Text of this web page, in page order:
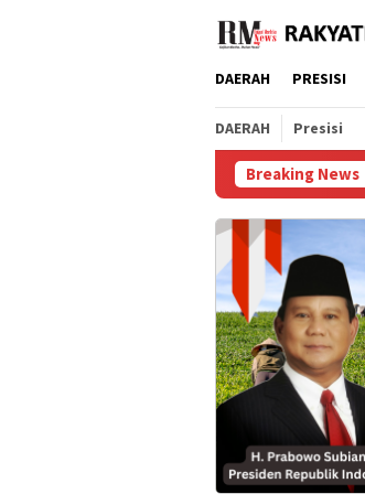
DAERAH PRESISI
DAERAH Presisi
Breaking News